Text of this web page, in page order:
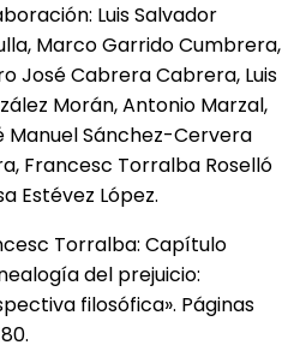
Luis Salvador
Marco Garrido Cumbrera,
José Cabrera Cabrera, Luis
Morán, Antonio Marzal,
Manuel Sánchez-Cervera
Francesc Torralba Roselló
Estévez López.
Torralba: Capítulo
del prejuicio:
filosófica». Páginas